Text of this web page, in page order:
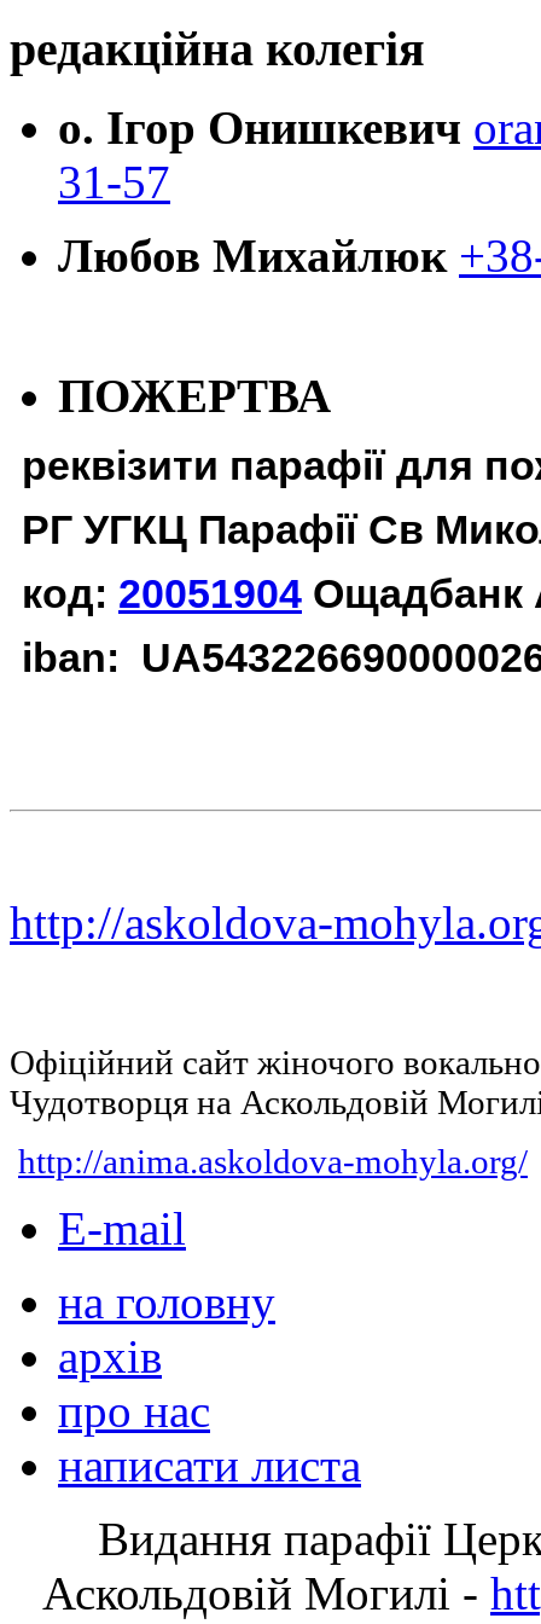
редакційна колегія
о. Ігор Онишкевич
31-57
Любов Михайлюк
ПОЖЕРТВА
реквізити парафії для
РГ УГКЦ Парафії Св
код: 20051904 Ощадбанк
iban:
http://askoldova-
Офіційний сайт жіночого
Чудотворця на Аскольдовій
http://anima.askoldova-mohyla.org/
E-mail
на головну
архів
про нас
написати листа
Видання парафії
Аскольдовій Могилі -